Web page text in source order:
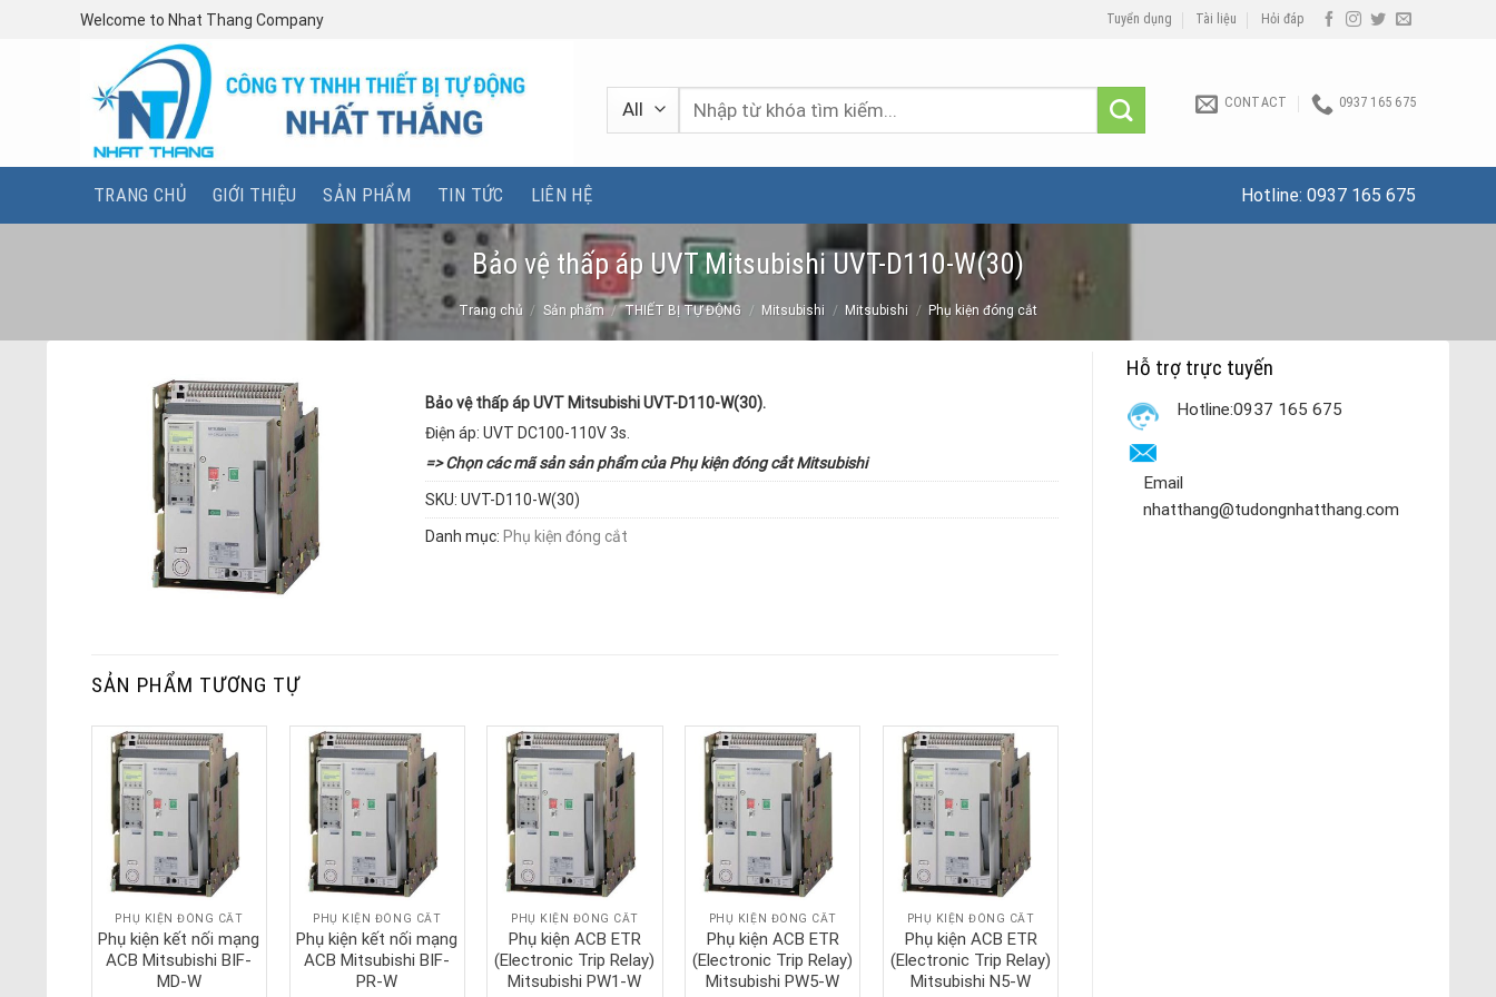
Welcome to Nhat Thang Company Tuyển dụng Tài liệu Hỏi đáp
Tìm
CONTACT 0937 165 675
TRANG CHỦ GIỚI THIỆU SẢN PHẨM TIN TỨC LIÊN HỆ Hotline: 0937 165 675
Bảo vệ thấp áp UVT Mitsubishi UVT-D110-W(30)
Trang chủ / Sản phẩm / THIẾT BỊ TỰ ĐỘNG / Mitsubishi / Mitsubishi / Phụ kiện đóng cắt
Hỗ trợ trực tuyến
Hotline:0937 165 675
Email
nhatthang@tudongnhatthang.com
Bảo vệ thấp áp UVT Mitsubishi UVT-D110-W(30).
Điện áp: UVT DC100-110V 3s.
=> Chọn các mã sản sản phẩm củaPhụ kiện đóng cắt Mitsubishi
SKU: UVT-D110-W(30)
Danh mục: Phụ kiện đóng cắt
SẢN PHẨM TƯƠNG TỰ
PHỤ KIỆN ĐÓNG CẮT
Phụ kiện kết nối mạng
ACB Mitsubishi BIF-
MD-W
PHỤ KIỆN ĐÓNG CẮT
Phụ kiện kết nối mạng
ACB Mitsubishi BIF-
PR-W
PHỤ KIỆN ĐÓNG CẮT
Phụ kiện ACB ETR
(Electronic Trip Relay)
Mitsubishi PW1-W
PHỤ KIỆN ĐÓNG CẮT
Phụ kiện ACB ETR
(Electronic Trip Relay)
Mitsubishi PW5-W
PHỤ KIỆN ĐÓNG CẮT
Phụ kiện ACB ETR
(Electronic Trip Relay)
Mitsubishi N5-W